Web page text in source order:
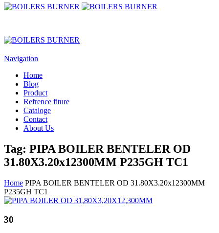
Navigation
Home
Blog
Product
Refrence fiture
Cataloge
Contact
About Us
Tag: PIPA BOILER BENTELER OD
31.80X3.20x12300MM P235GH TC1
Home PIPA BOILER BENTELER OD 31.80X3.20x12300MM
P235GH TC1
30